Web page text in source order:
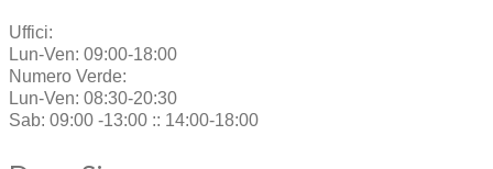
Uffici:
Lun-Ven: 09:00-18:00
Numero Verde:
Lun-Ven: 08:30-20:30
Sab: 09:00 -13:00 :: 14:00-18:00